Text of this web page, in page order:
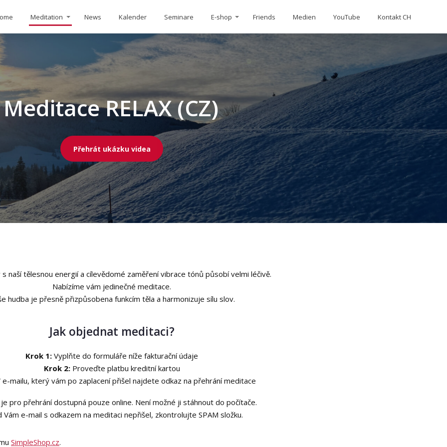
Meditation News Kalender Seminare E-shop Friends Medien YouTube Kontakt CH
Meditace RELAX (CZ)
Přehrát ukázku videa
s naší tělesnou energií a cílevědomé zaměření vibrace tónů působí velmi léčivě.
Nabízíme vám jedinečné meditace.
hudba je přesně přizpůsobena funkcím těla a harmonizuje sílu slov.
Jak objednat meditaci?
Krok 1: Vyplňte do formuláře níže fakturační údaje
Krok 2:Proveďte platbu kreditní kartou
mailu, který vám po zaplacení přišel najdete odkaz na přehrání meditace
pro přehrání dostupná pouze online. Není možné ji stáhnout do počítače.
Vám e-mail s odkazem na meditaci nepřišel, zkontrolujte SPAM složku.
SimpleShop.cz.